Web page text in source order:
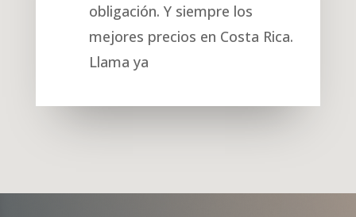
obligación. Y siempre los
mejores precios en Costa Rica.
Llama ya